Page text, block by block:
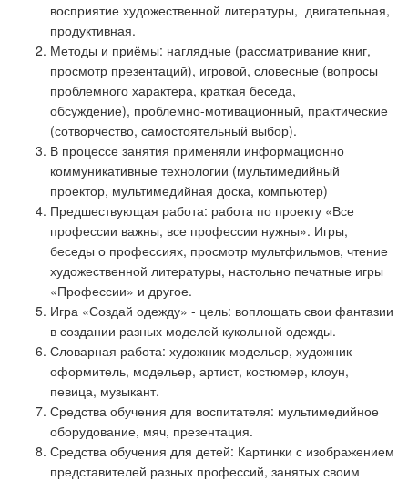
восприятие художественной литературы, двигательная,
продуктивная.
Методы и приёмы: наглядные (рассматривание книг,
просмотр презентаций), игровой, словесные (вопросы
проблемного характера, краткая беседа,
обсуждение), проблемно-мотивационный, практические
(сотворчество, самостоятельный выбор).
В процессе занятия применяли информационно
коммуникативные технологии (мультимедийный
проектор, мультимедийная доска, компьютер)
Предшествующая работа: работа по проекту «Все
профессии важны, все профессии нужны». Игры,
беседы о профессиях, просмотр мультфильмов, чтение
художественной литературы, настольно печатные игры
«Профессии» и другое.
Игра «Создай одежду» - цель: воплощать свои фантазии
в создании разных моделей кукольной одежды.
Словарная работа: художник-модельер, художник-
оформитель, модельер, артист, костюмер, клоун,
певица, музыкант.
Средства обучения для воспитателя: мультимедийное
оборудование, мяч, презентация.
Средства обучения для детей: Картинки с изображением
представителей разных профессий, занятых своим